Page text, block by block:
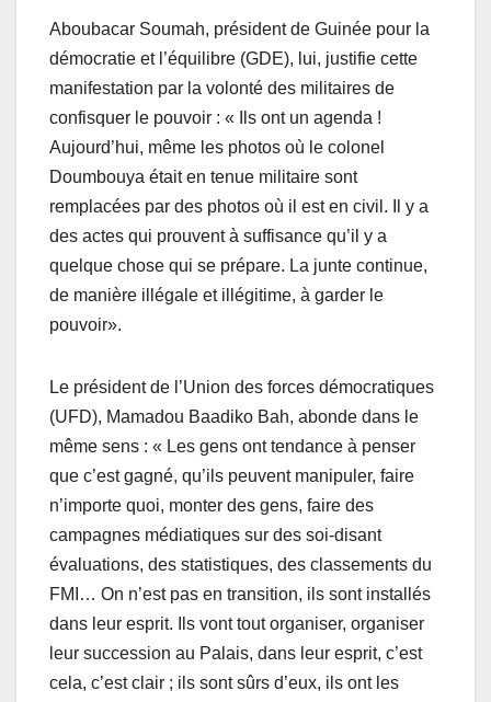
Aboubacar Soumah, président de Guinée pour la
démocratie et l’équilibre (GDE), lui, justifie cette
manifestation par la volonté des militaires de
confisquer le pouvoir : « Ils ont un agenda !
Aujourd’hui, même les photos où le colonel
Doumbouya était en tenue militaire sont
remplacées par des photos où il est en civil. Il y a
des actes qui prouvent à suffisance qu’il y a
quelque chose qui se prépare. La junte continue,
de manière illégale et illégitime, à garder le
pouvoir».
Le président de l’Union des forces démocratiques
(UFD), Mamadou Baadiko Bah, abonde dans le
même sens : « Les gens ont tendance à penser
que c’est gagné, qu’ils peuvent manipuler, faire
n’importe quoi, monter des gens, faire des
campagnes médiatiques sur des soi-disant
évaluations, des statistiques, des classements du
FMI… On n’est pas en transition, ils sont installés
dans leur esprit. Ils vont tout organiser, organiser
leur succession au Palais, dans leur esprit, c’est
cela, c’est clair ; ils sont sûrs d’eux, ils ont les